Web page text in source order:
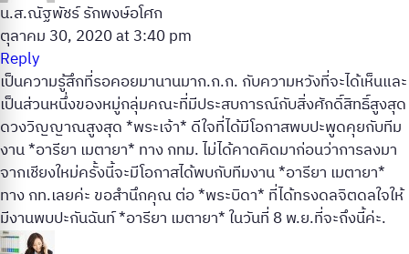
น.ส.ณัฐพัชร์ รักพงษ์อโศก
ตุลาคม 30, 2020 at 3:40 pm
Reply
เป็นความรู้สึกที่รอคอยมานานมาก.ก.ก. กับความหวังที่จะได้เห็นและ
เป็นส่วนหนึ่งของหมู่กลุ่มคณะที่มีประสบการณ์กับสิ่งศักดิ์สิทธิ์สูงสุด
ดวงวิญญาณสูงสุด *พระเจ้า* ดีใจที่ได้มีโอกาสพบปะพูดคุยกับทีม
งาน *อารียา เมตายา* ทาง กทม. ไม่ได้คาดคิดมาก่อนว่าการลงมา
จากเชียงใหม่ครั้งนี้จะมีโอกาสได้พบกับทีมงาน *อารียา เมตายา*
ทาง กท.เลยค่ะ ขอสำนึกคุณ ต่อ *พระบิดา* ที่ได้ทรงดลจิตดลใจให้
มีงานพบปะกันฉันท์ *อารียา เมตายา* ในวันที่ 8 พ.ย.ที่จะถึงนี้ค่ะ.